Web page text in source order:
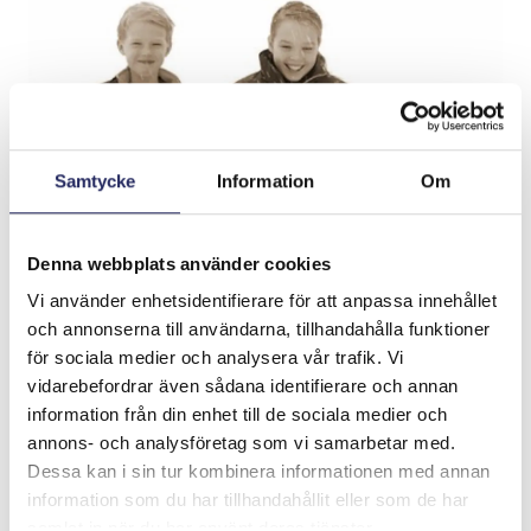
Samtycke Information Om
Denna webbplats använder cookies
Vi använder enhetsidentifierare för att anpassa innehållet
och annonserna till användarna, tillhandahålla funktioner
för sociala medier och analysera vår trafik. Vi
vidarebefordrar även sådana identifierare och annan
information från din enhet till de sociala medier och
annons- och analysföretag som vi samarbetar med.
Dessa kan i sin tur kombinera informationen med annan
information som du har tillhandahållit eller som de har